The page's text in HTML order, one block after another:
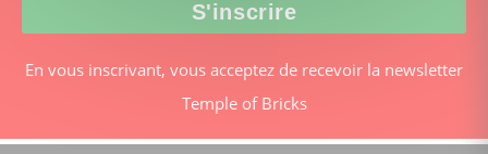
En vous inscrivant, vous acceptez de recevoir la newsletter
Temple of Bricks